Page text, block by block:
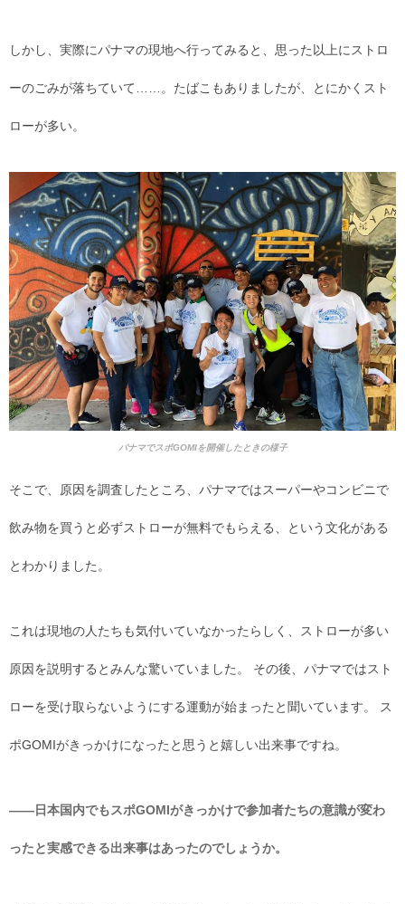
しかし、実際にパナマの現地へ行ってみると、思った以上にストロ
ーのごみが落ちていて……。たばこもありましたが、とにかくスト
ローが多い。
パナマでスポGOMIを開催したときの様子
そこで、原因を調査したところ、パナマではスーパーやコンビニで
飲み物を買うと必ずストローが無料でもらえる、という文化がある
とわかりました。
これは現地の人たちも気付いていなかったらしく、ストローが多い
原因を説明するとみんな驚いていました。 その後、パナマではスト
ローを受け取らないようにする運動が始まったと聞いています。 ス
ポGOMIがきっかけになったと思うと嬉しい出来事ですね。
――日本国内でもスポGOMIがきっかけで参加者たちの意識が変わ
ったと実感できる出来事はあったのでしょうか。